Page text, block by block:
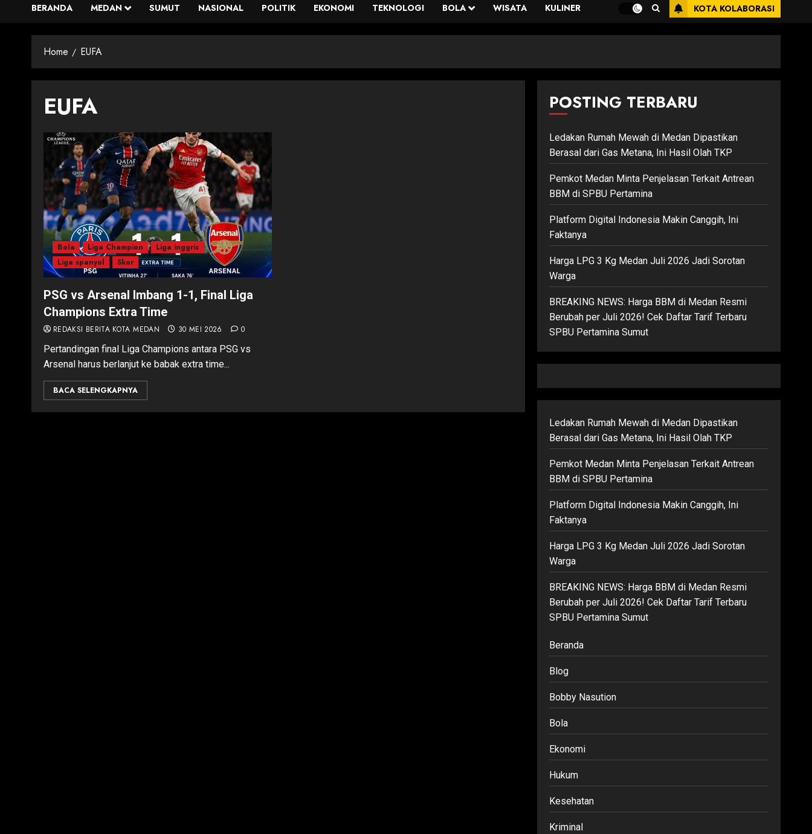
BERANDA MEDAN SUMUT NASIONAL POLITIK EKONOMI TEKNOLOGI BOLA WISATA KULINER KOTA KOLABORASI
Home EUFA
EUFA
Bola Liga Champion
Liga inggris
Liga spanyol
Skor
PSG vs Arsenal Imbang 1-1, Final Liga
Champions Extra Time
REDAKSI BERITA KOTA MEDAN 30 MEI 2026 0
Pertandingan final Liga Champions antara PSG vs
Arsenal harus berlanjut ke babak extra time...
BACA SELENGKAPNYA
POSTING TERBARU
Ledakan Rumah Mewah di Medan Dipastikan
Berasal dari Gas Metana, Ini Hasil Olah TKP
Pemkot Medan Minta Penjelasan Terkait Antrean
BBM di SPBU Pertamina
Platform Digital Indonesia Makin Canggih, Ini
Faktanya
Harga LPG 3 Kg Medan Juli 2026 Jadi Sorotan
Warga
BREAKING NEWS: Harga BBM di Medan Resmi
Berubah per Juli 2026! Cek Daftar Tarif Terbaru
SPBU Pertamina Sumut
Ledakan Rumah Mewah di Medan Dipastikan
Berasal dari Gas Metana, Ini Hasil Olah TKP
Pemkot Medan Minta Penjelasan Terkait Antrean
BBM di SPBU Pertamina
Platform Digital Indonesia Makin Canggih, Ini
Faktanya
Harga LPG 3 Kg Medan Juli 2026 Jadi Sorotan
Warga
BREAKING NEWS: Harga BBM di Medan Resmi
Berubah per Juli 2026! Cek Daftar Tarif Terbaru
SPBU Pertamina Sumut
Beranda
Blog
Bobby Nasution
Bola
Ekonomi
Hukum
Kesehatan
Kriminal